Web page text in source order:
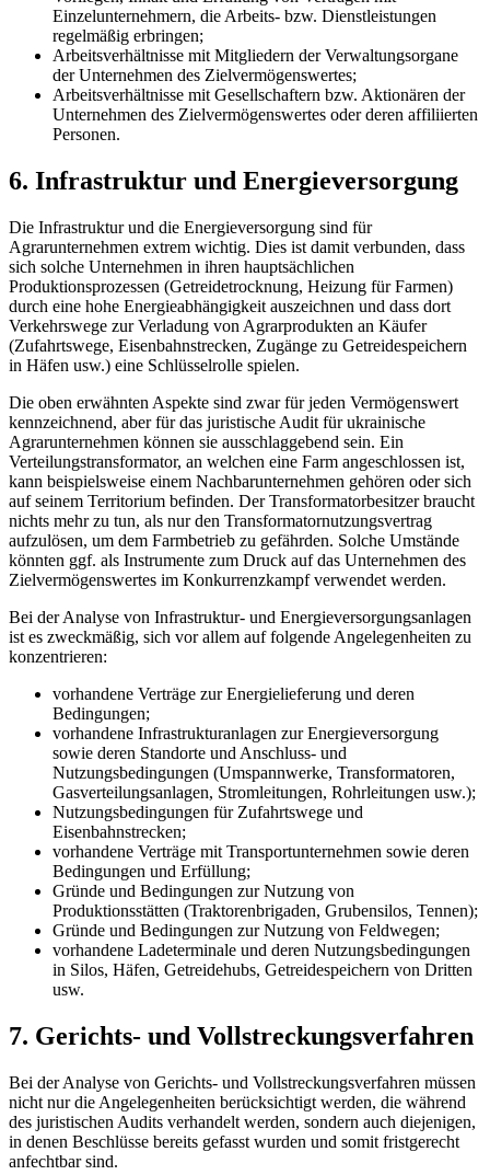
Einzelunternehmern, die Arbeits- bzw. Dienstleistungen
regelmäßig erbringen;
Arbeitsverhältnisse mit Mitgliedern der Verwaltungsorgane
der Unternehmen des Zielvermögenswertes;
Arbeitsverhältnisse mit Gesellschaftern bzw. Aktionären der
Unternehmen des Zielvermögenswertes oder deren affiliierten
Personen.
6. Infrastruktur und Energieversorgung
Die Infrastruktur und die Energieversorgung sind für
Agrarunternehmen extrem wichtig. Dies ist damit verbunden, dass
sich solche Unternehmen in ihren hauptsächlichen
Produktionsprozessen (Getreidetrocknung, Heizung für Farmen)
durch eine hohe Energieabhängigkeit auszeichnen und dass dort
Verkehrswege zur Verladung von Agrarprodukten an Käufer
(Zufahrtswege, Eisenbahnstrecken, Zugänge zu Getreidespeichern
in Häfen usw.) eine Schlüsselrolle spielen.
Die oben erwähnten Aspekte sind zwar für jeden Vermögenswert
kennzeichnend, aber für das juristische Audit für ukrainische
Agrarunternehmen können sie ausschlaggebend sein. Ein
Verteilungstransformator, an welchen eine Farm angeschlossen ist,
kann beispielsweise einem Nachbarunternehmen gehören oder sich
auf seinem Territorium befinden. Der Transformatorbesitzer braucht
nichts mehr zu tun, als nur den Transformatornutzungsvertrag
aufzulösen, um dem Farmbetrieb zu gefährden. Solche Umstände
könnten ggf. als Instrumente zum Druck auf das Unternehmen des
Zielvermögenswertes im Konkurrenzkampf verwendet werden.
Bei der Analyse von Infrastruktur- und Energieversorgungsanlagen
ist es zweckmäßig, sich vor allem auf folgende Angelegenheiten zu
konzentrieren:
vorhandene Verträge zur Energielieferung und deren
Bedingungen;
vorhandene Infrastrukturanlagen zur Energieversorgung
sowie deren Standorte und Anschluss- und
Nutzungsbedingungen (Umspannwerke, Transformatoren,
Gasverteilungsanlagen, Stromleitungen, Rohrleitungen usw.);
Nutzungsbedingungen für Zufahrtswege und
Eisenbahnstrecken;
vorhandene Verträge mit Transportunternehmen sowie deren
Bedingungen und Erfüllung;
Gründe und Bedingungen zur Nutzung von
Produktionsstätten (Traktorenbrigaden, Grubensilos, Tennen);
Gründe und Bedingungen zur Nutzung von Feldwegen;
vorhandene Ladeterminale und deren Nutzungsbedingungen
in Silos, Häfen, Getreidehubs, Getreidespeichern von Dritten
usw.
7. Gerichts- und Vollstreckungsverfahren
Bei der Analyse von Gerichts- und Vollstreckungsverfahren müssen
nicht nur die Angelegenheiten berücksichtigt werden, die während
des juristischen Audits verhandelt werden, sondern auch diejenigen,
in denen Beschlüsse bereits gefasst wurden und somit fristgerecht
anfechtbar sind.